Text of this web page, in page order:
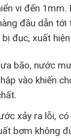
vi đến 1mm.
đầu dẫn tới
đục, xuất
bão, nước
vào khiến
xảy ra lỗi,
bơm không